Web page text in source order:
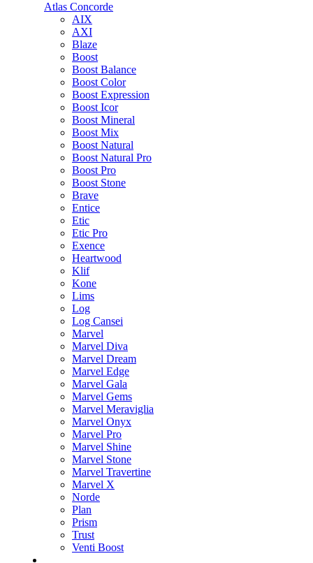
Atlas Concorde
AIX
AXI
Blaze
Boost
Boost Balance
Boost Color
Boost Expression
Boost Icor
Boost Mineral
Boost Mix
Boost Natural
Boost Natural Pro
Boost Pro
Boost Stone
Brave
Entice
Etic
Etic Pro
Exence
Heartwood
Klif
Kone
Lims
Log
Log Cansei
Marvel
Marvel Diva
Marvel Dream
Marvel Edge
Marvel Gala
Marvel Gems
Marvel Meraviglia
Marvel Onyx
Marvel Pro
Marvel Shine
Marvel Stone
Marvel Travertine
Marvel X
Norde
Plan
Prism
Trust
Venti Boost